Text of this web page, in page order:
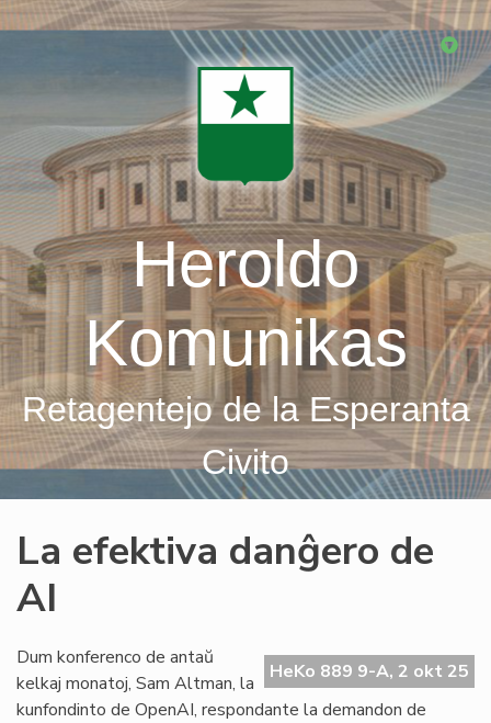
Skip
Heroldo
Komunikas
Retagentejo de la Esperanta
Civito
La efektiva danĝero de
AI
HeKo 889 9-A, 2 okt 25
Dum konferenco de antaŭ
kelkaj monatoj, Sam Altman, la
kunfondinto de OpenAI, respondante la demandon de